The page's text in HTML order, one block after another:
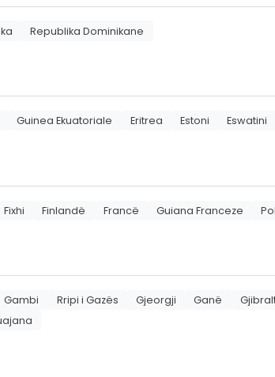
Republika Dominikane
Guinea Ekuatoriale Eritrea Estoni Eswatini
Fixhi Finlandë Francë Guiana Franceze
Gambi Rripi i Gazës Gjeorgji Ganë